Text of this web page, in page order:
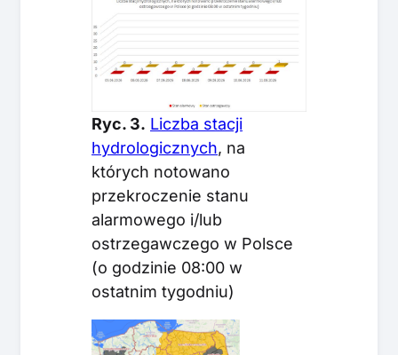
Ryc. 3. Liczba stacji
hydrologicznych, na
których notowano
przekroczenie stanu
alarmowego i/lub
ostrzegawczego w Polsce
(o godzinie 08:00 w
ostatnim tygodniu)